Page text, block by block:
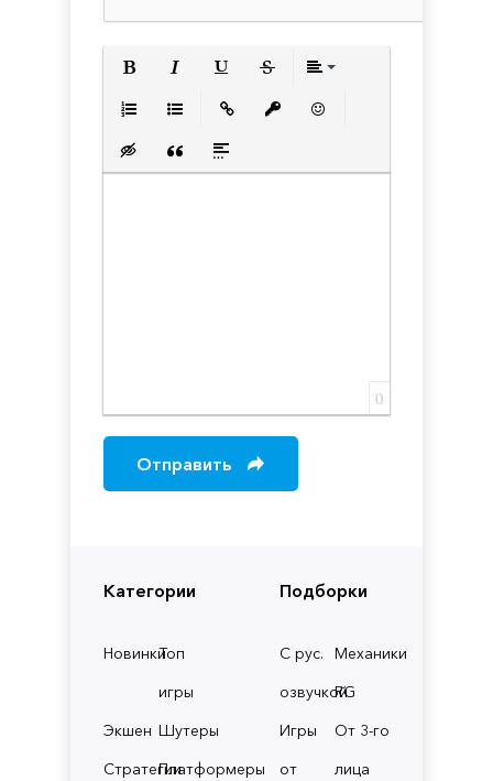
Категории
НовинкиТоп
игры
Экшен Шутеры
СтратегииПлатформеры
Подборки
С рус.
озвучкой
Механики
RG
Игры
от
От 3-го
лица
Вставка скрытого текста
Вставка цитаты
Вставка спойлера
0
Отправить